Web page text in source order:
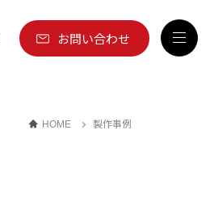
お問い合わせ
HOME 製作事例